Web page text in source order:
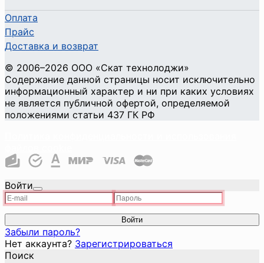
Оплата
Прайс
Доставка и возврат
© 2006–2026 ООО «Скат технолоджи»
Содержание данной страницы носит исключительно
информационный характер и ни при каких условиях
не является публичной офертой, определяемой
положениями статьи 437 ГК РФ
Войти
Войти
Забыли пароль?
Нет аккаунта? Зарегистрироваться
Поиск